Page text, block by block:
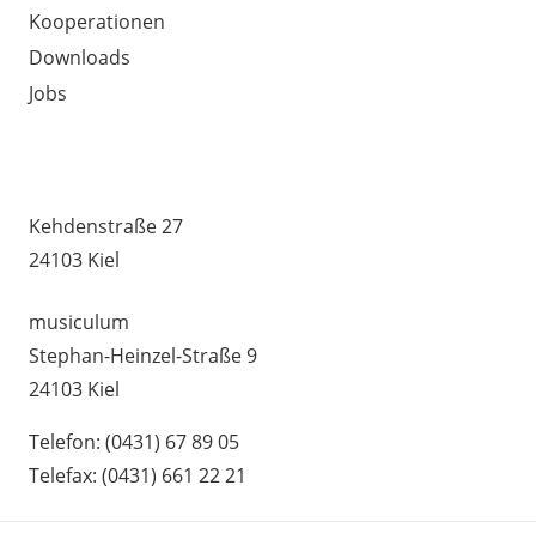
Kooperationen
Downloads
Jobs
Kehdenstraße 27
24103 Kiel
musiculum
Stephan-Heinzel-Straße 9
24103 Kiel
Telefon: (0431) 67 89 05
Telefax: (0431) 661 22 21